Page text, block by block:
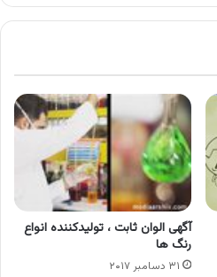
آگهی الوان ثابت ، تولیدکننده انواع
رنگ ها
۳۱ دسامبر ۲۰۱۷